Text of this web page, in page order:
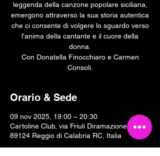
leggenda della canzone popolare siciliana,
emergono attraverso la sua storia autentica
che ci consente di volgere lo sguardo verso
l'anima della cantante e il cuore della
donna.
Con Donatella Finocchiaro e Carmen
Consoli.
Orario & Sede
09 nov 2025, 19:00 – 20:30
Cartoline Club, via Friuli Diramazione II, 18,
89124 Reggio di Calabria RC, Italia